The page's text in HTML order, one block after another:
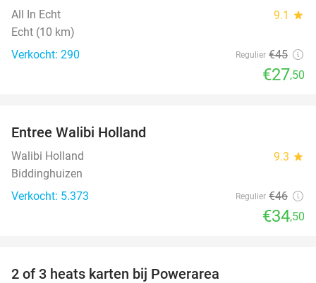
All In Echt 9.1 star
Echt (10 km)
Verkocht: 290
Regulier €45
€27,50
Entree Walibi Holland
Walibi Holland 9.3 star
Biddinghuizen
Verkocht: 5.373
Regulier €46
€34,50
2 of 3 heats karten bij Powerarea